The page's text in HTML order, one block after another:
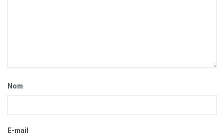
Nom
E-mail